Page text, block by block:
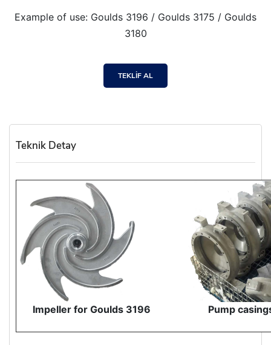
Example of use: Goulds 3196 / Goulds 3175 / Goulds
3180
TEKLİF AL
Teknik Detay
Impeller for Goulds 3196 Pump